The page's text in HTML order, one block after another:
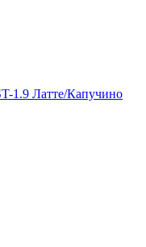
1.9 Латте/Капучино